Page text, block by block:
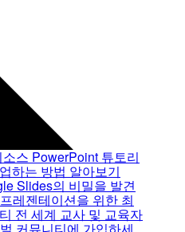
스 PowerPoint 튜토리
하는 방법 알아보기
Slides의 비밀을 발견
레젠테이션을 위한 최
전 세계 교사 및 교육자